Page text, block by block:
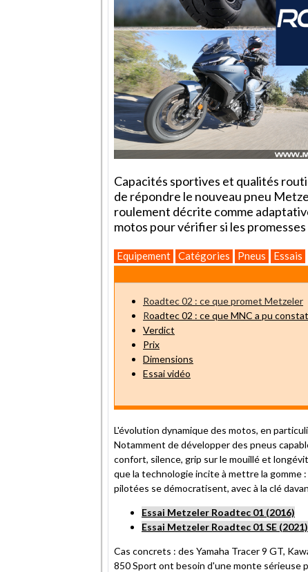
Capacités sportives et qualités
de répondre le nouveau pneu
roulement décrite comme
motos pour vérifier si les
Equipement Catégories Pneus Essais
Roadtec 02 : ce que promet Metzeler
Roadtec 02 : ce que MNC a pu
Verdict
Prix
Dimensions
Essai vidéo
L'évolution dynamique des motos, en
Notamment de développer des pneus
confort, silence, grip sur le mouillé et
que la technologie incite à mettre la gomme
pilotées se démocratisent, avec à la clé
Essai Metzeler Roadtec 01 (2016)
Essai Metzeler Roadtec 01 SE (2021)
Cas concrets : des Yamaha Tracer 9 GT,
850 Sport ont besoin d'une monte sérieuse